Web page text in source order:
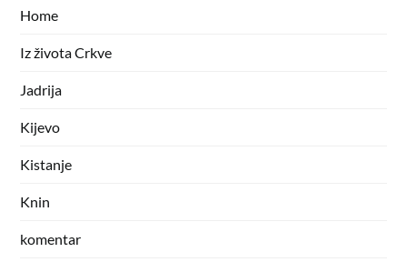
Home
Iz života Crkve
Jadrija
Kijevo
Kistanje
Knin
komentar